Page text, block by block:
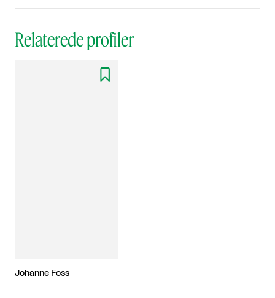
Relaterede profiler

Johanne Foss